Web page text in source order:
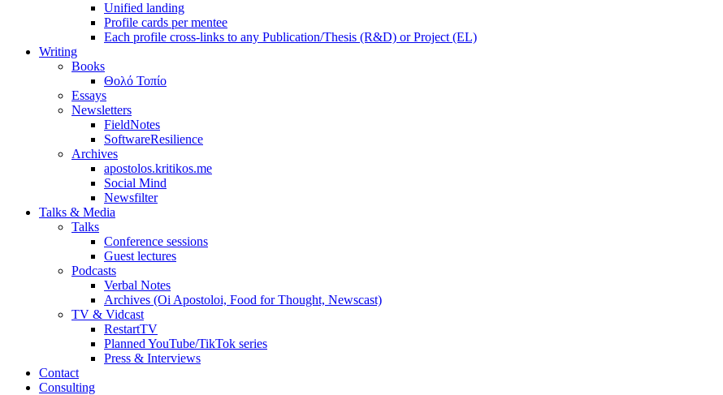
Unified landing
Profile cards per mentee
Each profile cross-links to any Publication/Thesis (R&D) or Project (EL)
Writing
Books
Θολό Τοπίο
Essays
Newsletters
FieldNotes
SoftwareResilience
Archives
apostolos.kritikos.me
Social Mind
Newsfilter
Talks & Media
Talks
Conference sessions
Guest lectures
Podcasts
Verbal Notes
Archives (Oi Apostoloi, Food for Thought, Newscast)
TV & Vidcast
RestartTV
Planned YouTube/TikTok series
Press & Interviews
Contact
Consulting